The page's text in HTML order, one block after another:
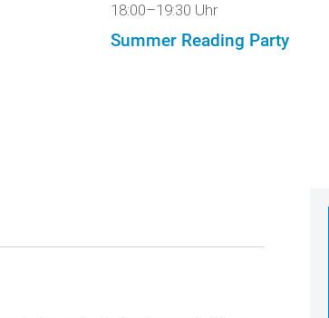
18:00–19:30 Uhr
Summer Reading Party